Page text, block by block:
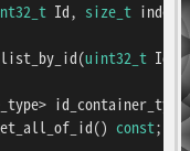
Id, size_t index)
uint32_t Id);
() const;